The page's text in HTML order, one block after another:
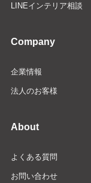
LINEインテリア相談
Company
企業情報
法人のお客様
About
よくある質問
お問い合わせ